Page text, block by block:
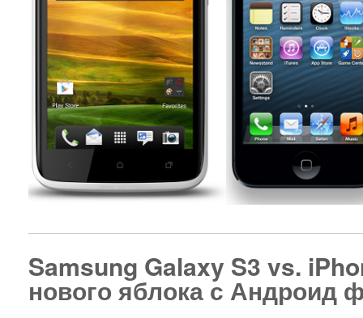
Samsung Galaxy S3 vs.
нового яблока с Андроид